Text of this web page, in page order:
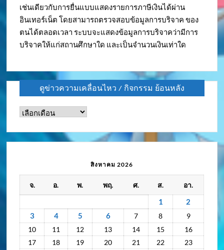
เช่นเดียวกับการยื่นแบบแสดงรายการภาษีเงินได้ผ่าน
อินเทอร์เน็ต โดยสามารถตรวจสอบข้อมูลการบริจาค ของ
ตนได้ตลอดเวลา ระบบจะแสดงข้อมูลการบริจาคว่ามีการ
บริจาคให้แก่สถานศึกษาใด และเป็นจำนวนเงินเท่าใด
ดูข่าวความเคลื่อนไหว / กิจกรรม ย้อนหลัง
ดู
กิจกรรม
ย้อน
สิงหาคม 2026
จ. อ. พ. พฤ. ศ. ส. อา.
1
2
3
4 5 6 7 8
9
10
11 12 13 14 15
16
17
18 19 20 21 22
23